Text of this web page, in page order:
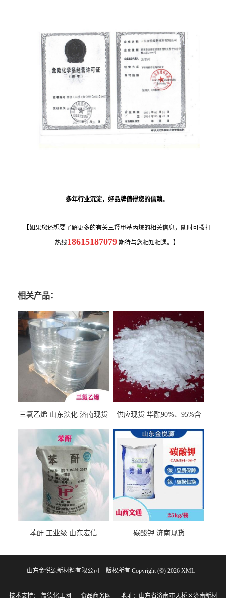
多年行业沉淀，好品牌值得您的信赖。
【如果您还想要了解更多的有关三羟甲基丙烷的相关信息，随时可拨打
热线18615187079期待与您相知相遇。】
相关产品：
三氯乙烯 山东滨化 济南现货
供应现货 华融90%、95%含
苯酐 工业级 山东宏信 碳酸钾 济南现货
山东金悦源新材料有限公司 版权所有 Copyright (©) 2026 XML
技术支持： 盖德化工网 食品商务网 地址：山东省济南市天桥区济南新材